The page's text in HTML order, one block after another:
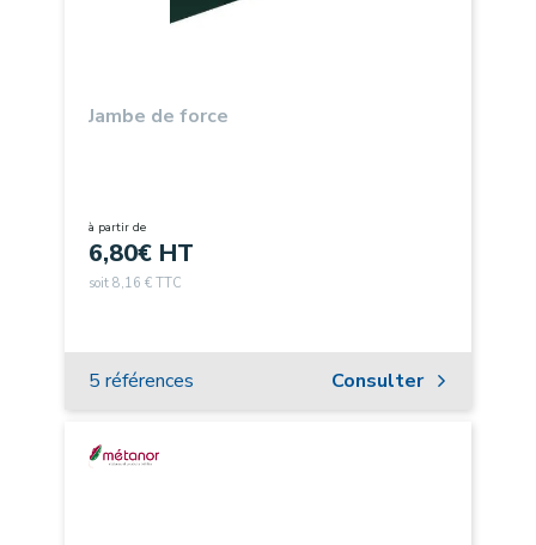
Jambe de force
à partir de
6,80€ HT
soit 8,16 € TTC
5 références Consulter